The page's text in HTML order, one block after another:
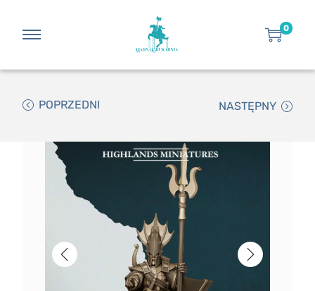
0
POPRZEDNI NASTĘPNY